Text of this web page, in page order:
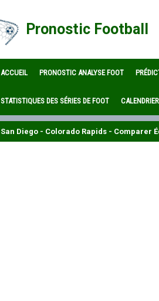
Pronostic Football
ACCUEIL PRONOSTIC ANALYSE FOOT
STATISTIQUES DES SÉRIES DE FOOT
San Diego - Colorado Rapids - Comparer